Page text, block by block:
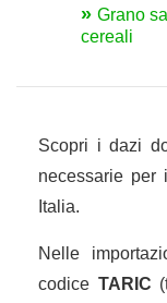
Grano
cereali
Scopri i dazi
necessarie per
Italia.
Nelle
codice TARIC